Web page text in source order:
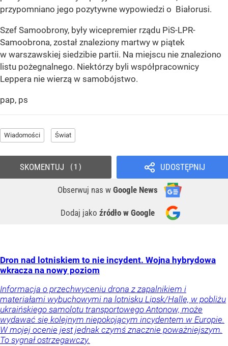
przypomniano jego pozytywne wypowiedzi o Białorusi.
Szef Samoobrony, były wicepremier rządu PiS-LPR-
Samoobrona, został znaleziony martwy w piątek
w warszawskiej siedzibie partii. Na miejscu nie znaleziono
listu pożegnalnego. Niektórzy byli współpracownicy
Leppera nie wierzą w samobójstwo.
pap, ps
Wiadomości Świat
UDOSTĘPNIJ
Obserwuj nas w Google News
Dodaj jako źródło w Google
SKOMENTUJ 1
Dron nad lotniskiem to nie incydent. Wojna hybrydowa
wkracza na nowy poziom
Informacja o przechwyceniu drona z zapalnikiem i
materiałami wybuchowymi na lotnisku Lipsk/Halle, w pobliżu
ukraińskiego samolotu transportowego Antonow, może
wydawać się kolejnym niepokojącym incydentem w Europie.
W mojej ocenie jest jednak czymś znacznie poważniejszym.
To sygnał ostrzegawczy.